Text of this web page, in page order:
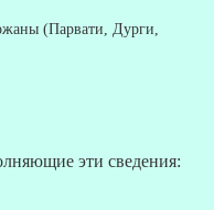
(Парвати, Дурги,
эти сведения: